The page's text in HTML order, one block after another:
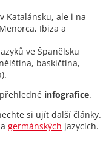
Katalánsku, ale i na
Ibiza a
ve Španělsku
baskičtina,
infografice.
si ujít další články.
a germánských jazycích.